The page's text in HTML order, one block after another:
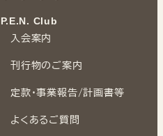
Club
入会案内
刊行物のご案内
定款・事業報告/計画書等
よくあるご質問